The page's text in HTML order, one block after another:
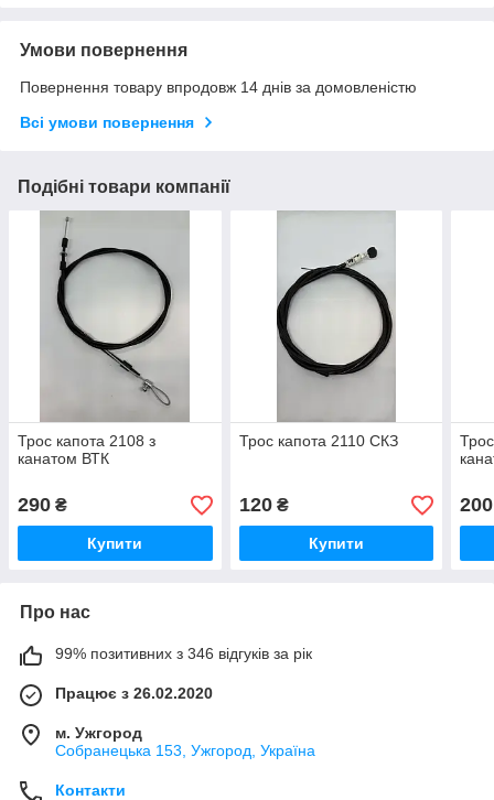
Умови повернення
Повернення товару впродовж 14 днів за домовленістю
Всі умови повернення
Подібні товари компанії
Трос капота 2108 з
канатом ВТК
290 ₴
Купити
Трос капота 2110 СКЗ
120₴
Купити
200
Про нас
99% позитивних з 346 відгуків за рік
Працює з 26.02.2020
м. Ужгород
Собранецька 153, Ужгород, Україна
Контакти